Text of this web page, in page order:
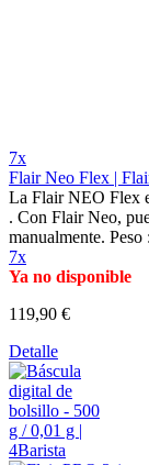
7x
Flair Neo Flex |
La Flair NEO Flex
. Con Flair Neo,
manualmente.
7x
Ya no disponible
119,90 €
Detalle